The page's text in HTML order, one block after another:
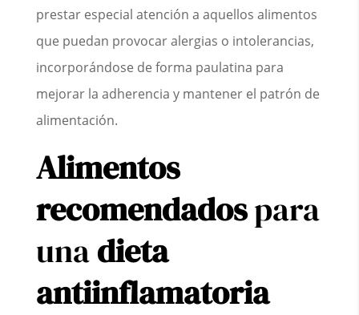
prestar especial atención a aquellos alimentos
que puedan provocar alergias o intolerancias,
incorporándose de forma paulatina para
mejorar la adherencia y mantener el patrón de
alimentación.
Alimentos
recomendadospara
unadieta
antiinflamatoria